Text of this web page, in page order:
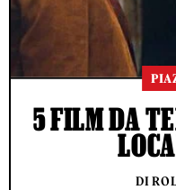
5 FILM DA
DI